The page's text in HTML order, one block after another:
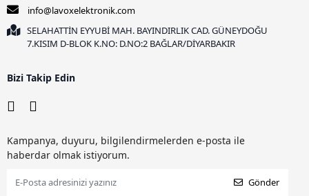
info@lavoxelektronik.com
SELAHATTİN EYYUBİ MAH. BAYINDIRLIK CAD. GÜNEYDOĞU
7.KISIM D-BLOK K.NO: D.NO:2 BAĞLAR/DİYARBAKIR
Bizi Takip Edin
Kampanya, duyuru, bilgilendirmelerden e-posta ile
haberdar olmak istiyorum.
Gönder